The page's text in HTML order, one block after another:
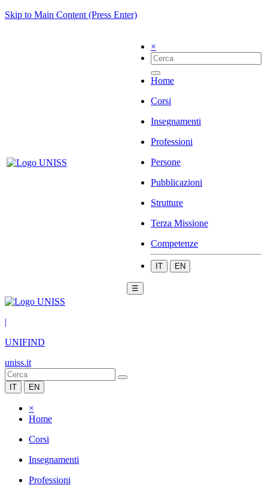
Skip to Main Content (Press Enter)
×
Home
Corsi
Insegnamenti
Professioni
Persone
Pubblicazioni
Strutture
Terza Missione
Competenze
IT EN
☰
|
UNIFIND
uniss.it
IT EN
×
Home
Corsi
Insegnamenti
Professioni